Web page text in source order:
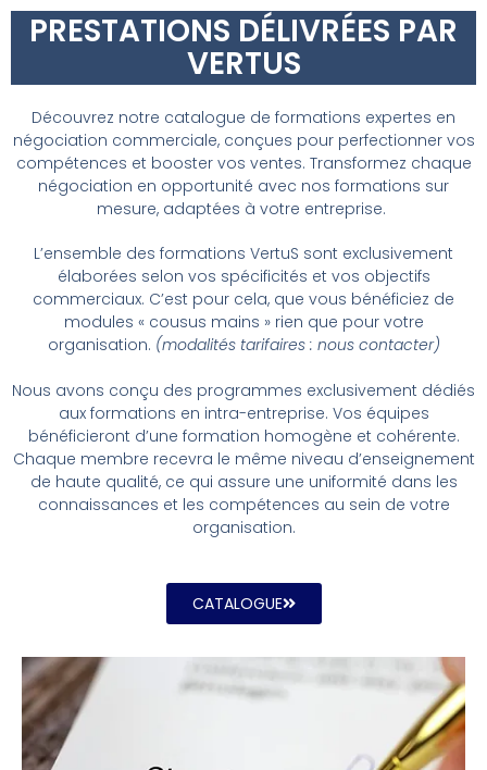
PRESTATIONS DÉLIVRÉES PAR
VERTUS
Découvrez notre catalogue de formations expertes en
négociation commerciale, conçues pour perfectionner vos
compétences et booster vos ventes. Transformez chaque
négociation en opportunité avec nos formations sur
mesure, adaptées à votre entreprise.
L’ensemble des formations VertuS sont exclusivement
élaborées selon vos spécificités et vos objectifs
commerciaux. C’est pour cela, que vous bénéficiez de
modules « cousus mains » rien que pour votre
organisation. (modalités tarifaires : nous contacter)
Nous avons conçu des programmes exclusivement dédiés
aux formations en intra-entreprise. Vos équipes
bénéficieront d’une formation homogène et cohérente.
Chaque membre recevra le même niveau d’enseignement
de haute qualité, ce qui assure une uniformité dans les
connaissances et les compétences au sein de votre
organisation.
CATALOGUE